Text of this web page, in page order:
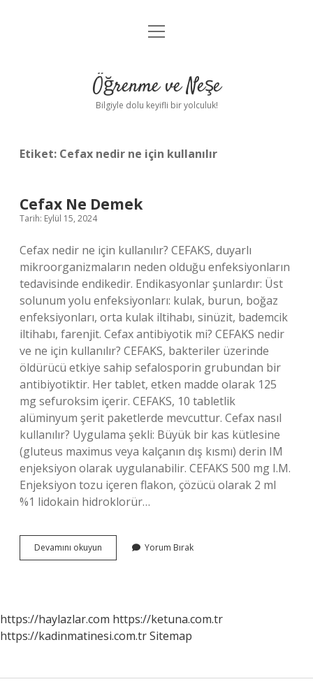
Anasayfa
Yasal Uyarı
menüyü
Öğrenme ve Neşe
Bilgiyle dolu keyifli bir yolculuk!
Etiket: Cefax nedir ne için kullanılır
Cefax Ne Demek
Tarih: Eylül 15, 2024
Cefax nedir ne için kullanılır? CEFAKS, duyarlı
mikroorganizmaların neden olduğu enfeksiyonların
tedavisinde endikedir. Endikasyonlar şunlardır: Üst
solunum yolu enfeksiyonları: kulak, burun, boğaz
enfeksiyonları, orta kulak iltihabı, sinüzit, bademcik
iltihabı, farenjit. Cefax antibiyotik mi? CEFAKS nedir
ve ne için kullanılır? CEFAKS, bakteriler üzerinde
öldürücü etkiye sahip sefalosporin grubundan bir
antibiyotiktir. Her tablet, etken madde olarak 125
mg sefuroksim içerir. CEFAKS, 10 tabletlik
alüminyum şerit paketlerde mevcuttur. Cefax nasıl
kullanılır? Uygulama şekli: Büyük bir kas kütlesine
(gluteus maximus veya kalçanın dış kısmı) derin IM
enjeksiyon olarak uygulanabilir. CEFAKS 500 mg I.M.
Enjeksiyon tozu içeren flakon, çözücü olarak 2 ml
%1 lidokain hidroklorür…
Devamını okuyun
Ne
Yorum Bırak
https://haylazlar.com https://ketuna.com.tr
https://kadinmatinesi.com.trSitemap